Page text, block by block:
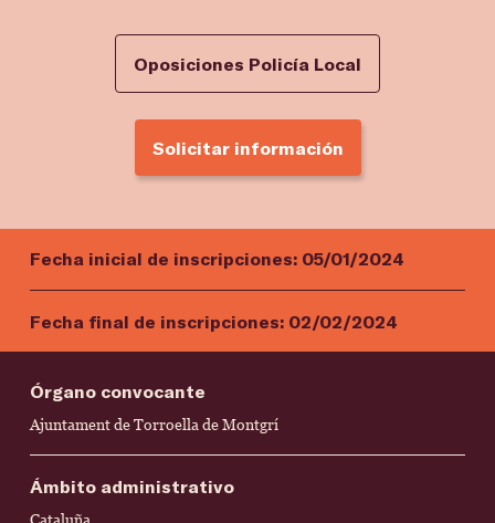
Oposiciones Policía Local
Solicitar información
Fecha inicial de inscripciones: 05/01/2024
Fecha final de inscripciones: 02/02/2024
Órgano convocante
Ajuntament de Torroella de Montgrí
Ámbito administrativo